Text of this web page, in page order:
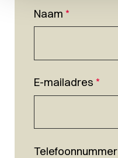
Naam *
E-mailadres *
Telefoonnummer